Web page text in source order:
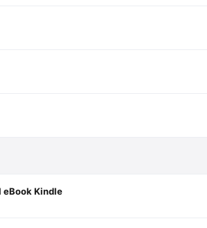
eBook Kindle